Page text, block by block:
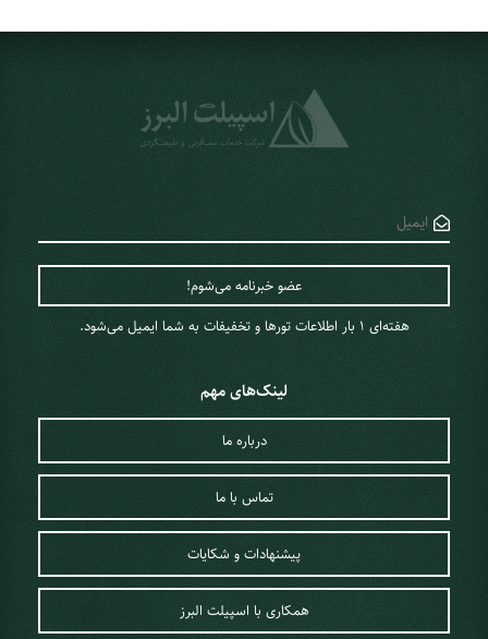
هفته‌ای 1 ‌بار اطلاعات تورها و تخفیفات به شما ایمیل می‌شود.
لینک‌های مهم
درباره ما
تماس با ما
پیشنهادات و شکایات
همکاری با اسپیلت البرز